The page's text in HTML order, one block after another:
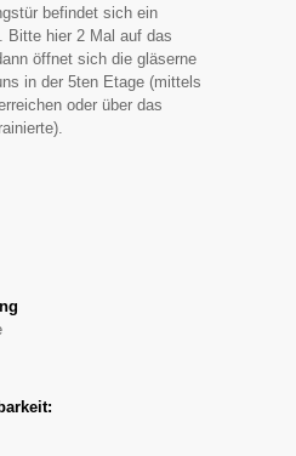
befindet sich ein
Bitte hier 2 Mal auf das
öffnet sich die gläserne
in der 5ten Etage (mittels
oder über das